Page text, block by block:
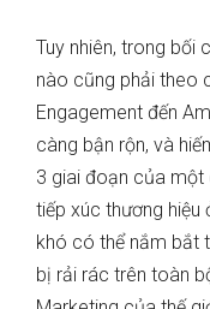
Tuy nhiên, trong bối
nào cũng phải theo
Engagement đến
càng bận rộn, và
3 giai đoạn của một
tiếp xúc thương hiệu
khó có thể nắm bắt
bị rải rác trên toàn